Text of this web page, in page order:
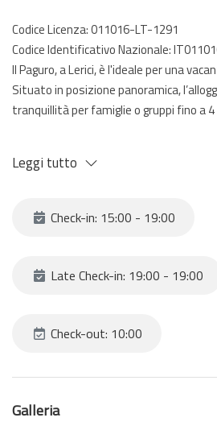
Codice Licenza: 011016-LT-1291
Codice Identificativo Nazionale:
Il Paguro, a Lerici, è l'ideale per una
Situato in posizione panoramica,
tranquillità per famiglie o gruppi fino a
Cucina attrezzata
bellezze naturali di Lerici e del Golfo dei
Leggi tutto
Check-in: 15:00 - 19:00
Late Check-in: 19:00 - 19:00
Check-out: 10:00
Galleria